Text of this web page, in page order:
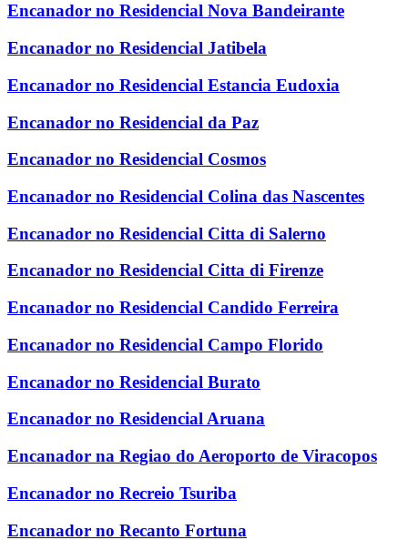
Encanador no Residencial Nova Bandeirante
Encanador no Residencial Jatibela
Encanador no Residencial Estancia Eudoxia
Encanador no Residencial da Paz
Encanador no Residencial Cosmos
Encanador no Residencial Colina das Nascentes
Encanador no Residencial Citta di Salerno
Encanador no Residencial Citta di Firenze
Encanador no Residencial Candido Ferreira
Encanador no Residencial Campo Florido
Encanador no Residencial Burato
Encanador no Residencial Aruana
Encanador na Regiao do Aeroporto de Viracopos
Encanador no Recreio Tsuriba
Encanador no Recanto Fortuna